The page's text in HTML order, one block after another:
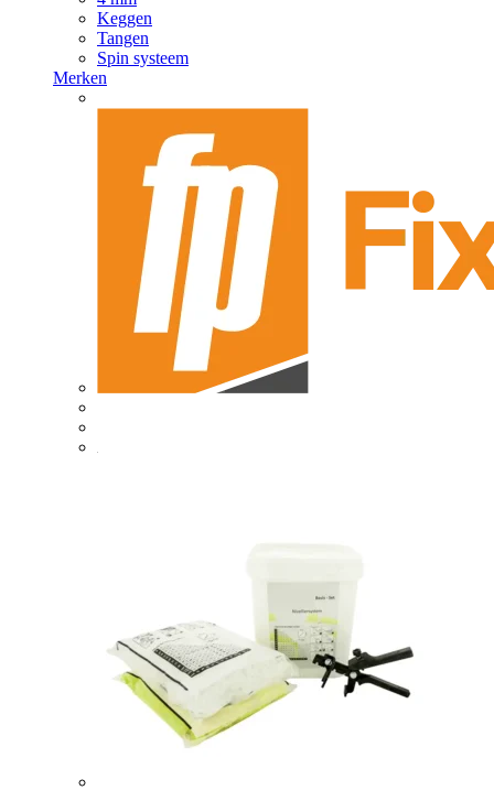
Keggen
Tangen
Spin systeem
Merken